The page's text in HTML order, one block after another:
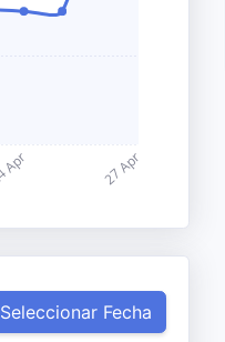
Seleccionar Fecha